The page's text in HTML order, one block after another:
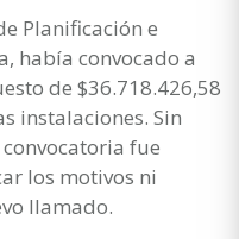
Planificación e
había convocado a
de $36.718.426,58
instalaciones. Sin
fue
los motivos ni
llamado.